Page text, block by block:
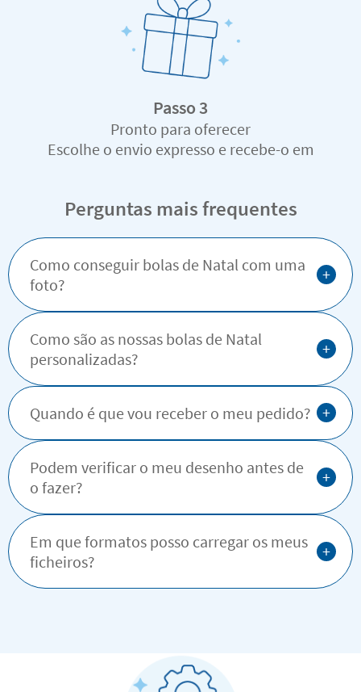
Passo 3
Pronto para oferecer
Escolhe o envio expresso e recebe-o em
Perguntas mais frequentes
Como conseguir bolas de Natal com uma
foto?
+
Como são as nossas bolas de Natal
personalizadas?
+
Quando é que vou receber o meu pedido? +
Podem verificar o meu desenho antes de
o fazer?
+
Em que formatos posso carregar os meus
ficheiros?
+